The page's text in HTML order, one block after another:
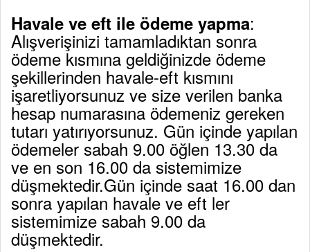
Havale ve eft ile ödeme yapma:
Alışverişinizi tamamladıktan sonra
ödeme kısmına geldiğinizde ödeme
şekillerinden havale-eft kısmını
işaretliyorsunuz ve size verilen banka
hesap numarasına ödemeniz gereken
tutarı yatırıyorsunuz. Gün içinde yapılan
ödemeler sabah 9.00 öğlen 13.30 da
ve en son 16.00 da sistemimize
düşmektedir.Gün içinde saat 16.00 dan
sonra yapılan havale ve eft ler
sistemimize sabah 9.00 da
düşmektedir.